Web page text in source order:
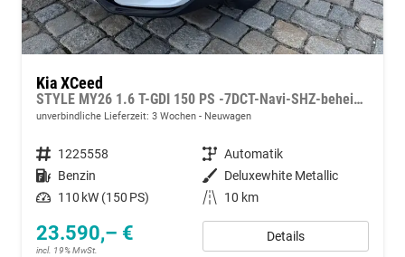
Kia XCeed
STYLE MY26 1.6 T-GDI 150 PS -7DCT-Navi-SHZ-beheizbares Lenkrad-Klimaautomatik 2Zonen-LED-Kamera-PDC-16"Alu
unverbindliche Lieferzeit: 3 Wochen Neuwagen
Fahrzeugnummer 1225558 Getriebe Automatik
Kraftstoff Benzin Außenfarbe Deluxewhite Metallic
Leistung 110 kW (150 PS) Kilometerstand 10 km
23.590,– €
incl. 19% MwSt.
Details